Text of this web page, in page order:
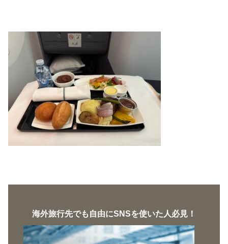
海外旅行先でも自由にSNSを使いた人必見！